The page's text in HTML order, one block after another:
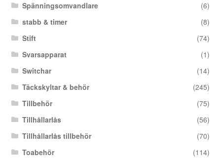
Spänningsomvandlare
(6)
stabb & timer
(8)
Stift
(74)
Svarsapparat
(1)
Switchar
(14)
Täckskyltar & behör
(245)
Tillbehör
(75)
Tillhållarlås
(56)
Tillhållarlås tillbehör
(70)
Toabehör
(114)